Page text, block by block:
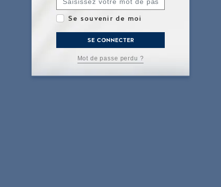
Se souvenir de moi
SE CONNECTER
Mot de passe perdu ?